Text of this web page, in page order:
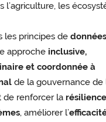
l’agriculture, les
les principes de
approche inclusive,
et coordonnée à
de la gouvernance de
de renforcer la résilience
, améliorer l’